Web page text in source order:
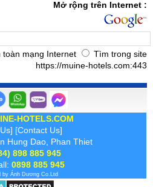
Mở rộng trên Internet :
toàn mạng Internet
Tìm trong site
https://muine-hotels.com:443
HOTELS.COM
] [Contact Us]
Hung Dao, Phan Thiet
898 885 945
0898 885 945
by Ánh Dương Co.Ltd